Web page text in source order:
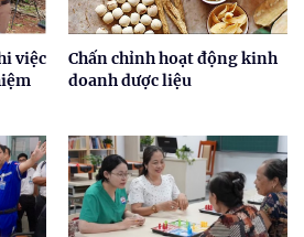
việc
Chấn chỉnh hoạt động kinh
doanh dược liệu